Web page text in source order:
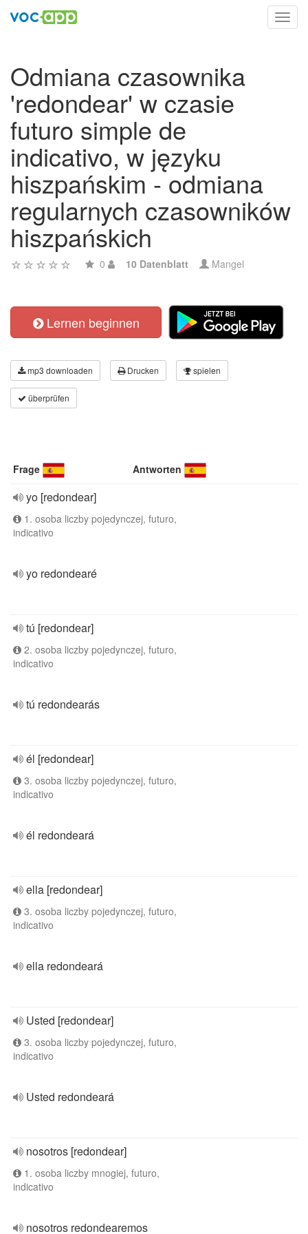
Odmiana czasownika
'redondear' w czasie
futuro simple de
indicativo, w języku
hiszpańskim - odmiana
regularnych czasowników
hiszpańskich
0 10 Datenblatt Mangel
Lernen beginnen
mp3 downloaden Drucken spielen
überprüfen
Frage Antworten
yo [redondear]
1. osoba liczby pojedynczej, futuro,
indicativo
yo redondearé
tú [redondear]
2. osoba liczby pojedynczej, futuro,
indicativo
tú redondearás
él [redondear]
3. osoba liczby pojedynczej, futuro,
indicativo
él redondeará
ella [redondear]
3. osoba liczby pojedynczej, futuro,
indicativo
ella redondeará
Usted [redondear]
3. osoba liczby pojedynczej, futuro,
indicativo
Usted redondeará
nosotros [redondear]
1. osoba liczby mnogiej, futuro,
indicativo
nosotros redondearemos